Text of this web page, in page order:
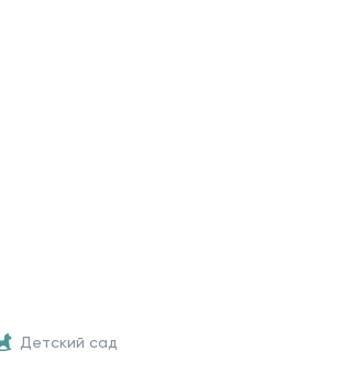
Детский сад